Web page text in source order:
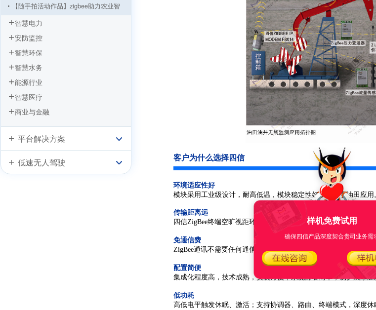
【随手拍活动作品】zigbee助力农业智
四信ZigBee模块助力大庆油田油井无线
监测应用
通过ZigBee实现油田油井无线监测应用
智慧电力
安防监控
智慧环保
智慧水务
能源行业
智慧医疗
商业与金融
平台解决方案
低速无人驾驶 客户为什么选择四信
环境适应性好
模块采用工业级设计，耐高低温，模块稳定性好，适合于油田应用
传输距离远
四信ZigBee终端空旷视距环境下的无线通信距离达500-2500米，特
免通信费
ZigBee通讯不需要任何通信费用，为整个项目节省大量的通信费用
配置简便
集成化程度高，技术成熟，安装方便，系统部署简单，易扩展添加
低功耗
高低电平触发休眠、激活；支持协调器、路由、终端模式，深度休
样机免费试用
确保四信产品深度契合贵司业务需